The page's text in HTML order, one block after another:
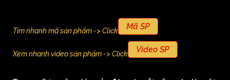
Tìm nhanh mã sản phẩm -> Click Mã SP
Xem nhanh video sản phẩm -> Click Video SP